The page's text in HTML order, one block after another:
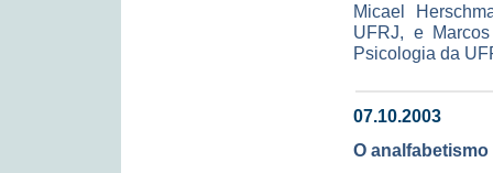
Micael
UFRJ, e
Psicologia da
07.10.2003
O